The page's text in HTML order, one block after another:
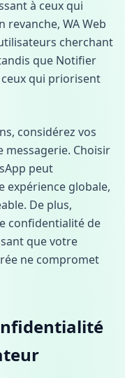
à ceux qui
WA Web
cherchant
que Notifier
qui priorisent
considérez vos
messagerie. Choisir
peut
expérience globale,
De plus,
confidentialité de
que votre
ne compromet